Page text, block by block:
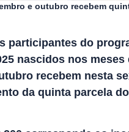
e outubro recebem
participantes do
nascidos nos meses
recebem nesta
da quinta parcela do